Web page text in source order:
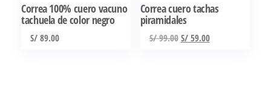
en
la
página
Correa 100% cuero vacuno
tachuela de color negro
S/89.00
Correa cuero tachas
piramidales
S/99.00 El
S/59.00El